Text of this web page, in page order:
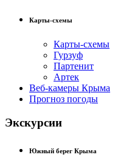
Карты-схемы
Карты-схемы
Гурзуф
Партенит
Артек
Веб-камеры Крыма
Прогноз погоды
Экскурсии
Южный берег Крыма